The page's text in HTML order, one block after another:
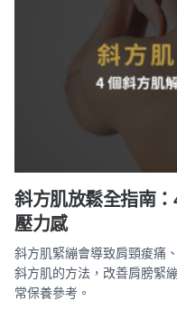
斜方肌放鬆全指南
壓力感
斜方肌緊繃會導致肩頸痠痛
斜方肌的方法，改善肩膀緊
常保養參考。